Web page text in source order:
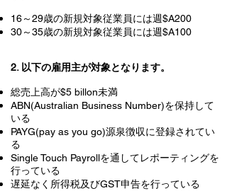
16～29歳の新規対象従業員には週$A200
30～35歳の新規対象従業員には週$A100
2. 以下の雇用主が対象となります。
総売上高が$5 billon未満
ABN(Australian Business Number)を保持して
いる
PAYG(pay as you go)源泉徴収に登録されてい
る
Single Touch Payrollを通してレポーティングを
行っている
遅延なく所得税及びGST申告を行っている